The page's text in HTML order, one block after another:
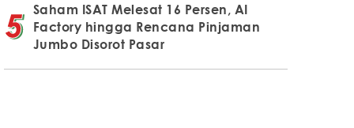
Saham ISAT Melesat 16 Persen, AI
Factory hingga Rencana Pinjaman
Jumbo Disorot Pasar